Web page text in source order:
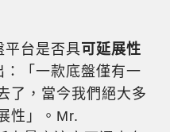
台是否具 可延展性
「一款底盤僅有一
了，當今我們絕大多
性」。Mr.